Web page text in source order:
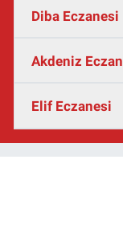
Diba Eczanesi
Akdeniz
Elif Eczanesi